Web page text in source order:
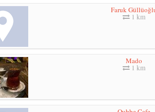
Faruk
1 km
Mado
1 km